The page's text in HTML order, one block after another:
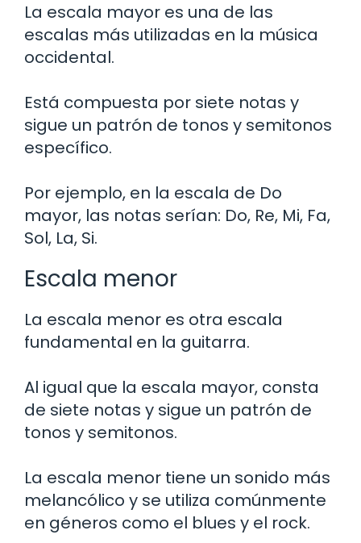
La escala mayor es una de las
escalas más utilizadas en la música
occidental.
Está compuesta por siete notas y
sigue un patrón de tonos y semitonos
específico.
Por ejemplo, en la escala de Do
mayor, las notas serían: Do, Re, Mi, Fa,
Sol, La, Si.
Escala menor
La escala menor es otra escala
fundamental en la guitarra.
Al igual que la escala mayor, consta
de siete notas y sigue un patrón de
tonos y semitonos.
La escala menor tiene un sonido más
melancólico y se utiliza comúnmente
en géneros como el blues y el rock.